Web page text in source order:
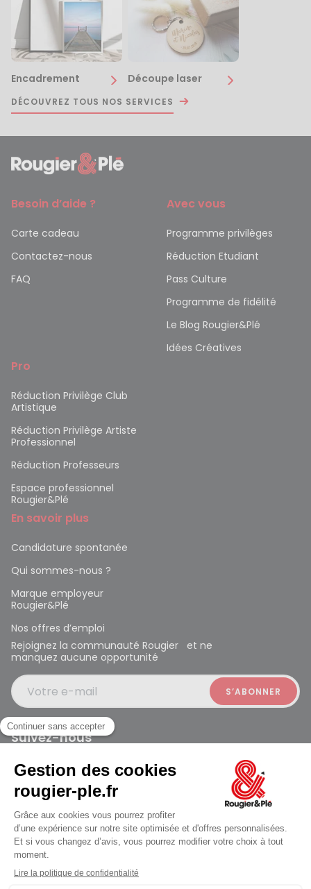
Encadrement Découpe laser
DÉCOUVREZ TOUS NOS SERVICES
Besoin d’aide ?
Carte cadeau
Contactez-nous
FAQ
Avec vous
Programme privilèges
Réduction Etudiant
Pass Culture
Programme de fidélité
Le Blog Rougier&Plé
Idées Créatives
Pro
Réduction Privilège Club
Artistique
Réduction Privilège Artiste
Professionnel
Réduction Professeurs
Espace professionnel
Rougier&Plé
En savoir plus
Candidature spontanée
Qui sommes-nous ?
Marque employeur
Rougier&Plé
Nos offres d’emploi
Rejoignez la communauté Rougier et ne
manquez aucune opportunité
Votre e-mail
Suivez-nous
Rougier et Plé 2024 Copyright
Mentions légales